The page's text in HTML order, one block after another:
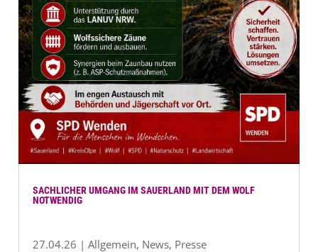
SACHLICHER UMGANG IM SAUERLAND MIT DEM WOLF
NOTWENDIG
27.04.26 |Allgemein, News, Presse